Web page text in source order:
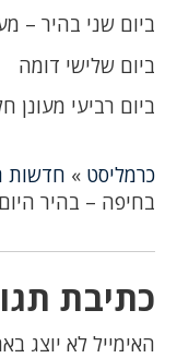
ביום שני בהיר –
ביום שלישי דומה
ביום רביעי מעונן
כרמליסט » חדשות
בחיפה – בהיר היום
כתיבת
האימייל לא יוצג